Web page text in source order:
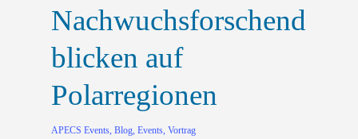
Nachwuchsforschende
blicken auf
Polarregionen
APECS Events Blog Events Vortrag